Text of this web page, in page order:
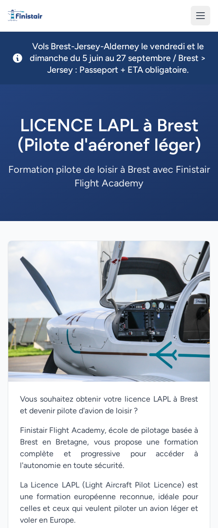
Finistair
Vols Brest-Jersey-Alderney le vendredi et le
dimanche du 5 juin au 27 septembre / Brest >
Jersey : Passeport + ETA obligatoire.
LICENCE LAPL à Brest
(Pilote d'aéronef léger)
Formation pilote de loisir à Brest avec Finistair
Flight Academy
Vous souhaitez obtenir votre licence LAPL à Brest
et devenir pilote d'avion de loisir ?
Finistair Flight Academy, école de pilotage basée à
Brest en Bretagne, vous propose une formation
complète et progressive pour accéder à
l'autonomie en toute sécurité.
La Licence LAPL (Light Aircraft Pilot Licence) est
une formation européenne reconnue, idéale pour
celles et ceux qui veulent piloter un avion léger et
voler en Europe.